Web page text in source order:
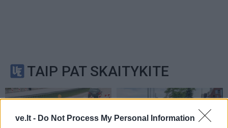
ve.lt - Do Not Process My Personal Information
TAIP PAT SKAITYKITE